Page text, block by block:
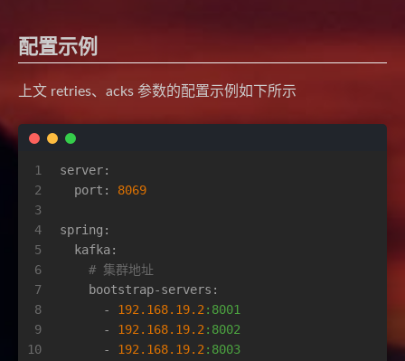
配置示例
上文 retries、acks 参数的配置示例如下所示
1
2
3
4
5
6
7
8
9
10
server:
port:
8069
spring:
kafka:
# 集群地址
bootstrap-servers:
-
192.168.19.2 :8001
-
192.168.19.2 :8002
-
192.168.19.2 :8003